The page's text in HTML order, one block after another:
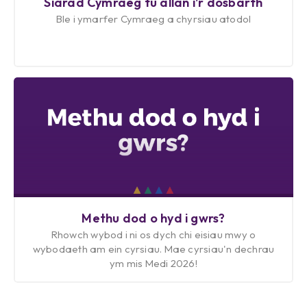
Ble i ymarfer Cymraeg a chyrsiau atodol
Methu dod o hyd i gwrs?
Rhowch wybod i ni os dych chi eisiau mwy o
wybodaeth am ein cyrsiau. Mae cyrsiau'n dechrau
ym mis Medi 2026!